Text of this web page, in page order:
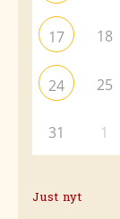
17 18
24 25
31 1
Just nyt